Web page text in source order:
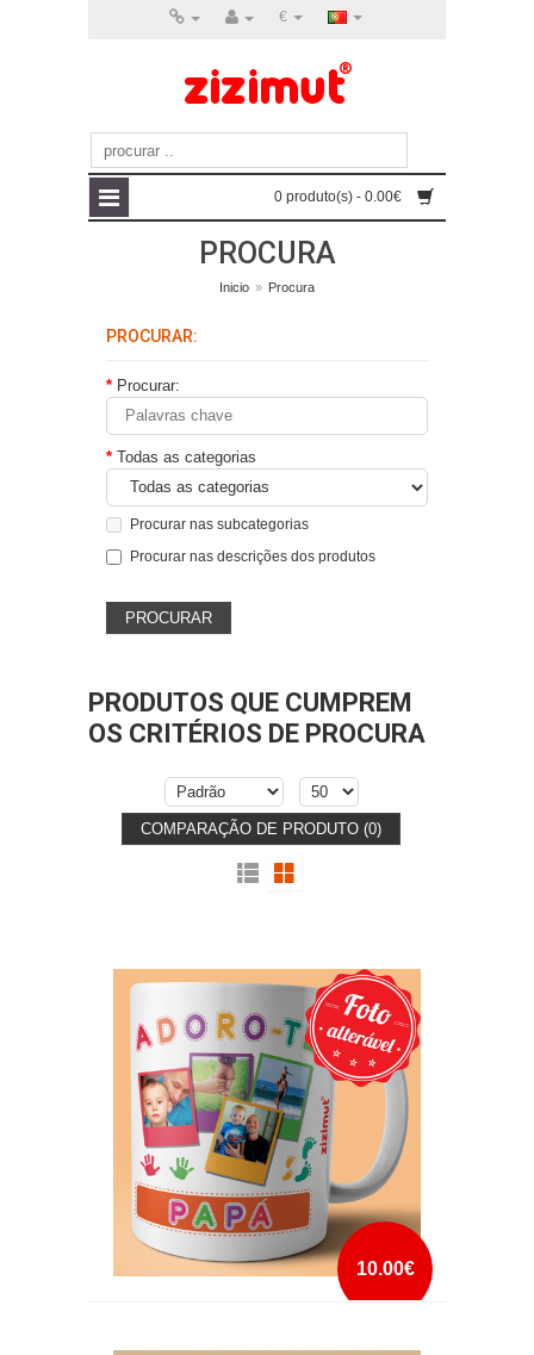
€
0 produto(s) - 0.00€
PROCURA
Inicio » Procura
PROCURAR:
Procurar:
Todas as categorias
Procurar nas subcategorias
Procurar nas descrições dos produtos
PRODUTOS QUE CUMPREM
OS CRITÉRIOS DE PROCURA
COMPARAÇÃO DE PRODUTO (0)
10.00€